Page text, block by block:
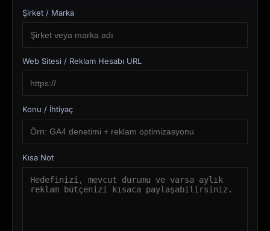
Şirket / Marka
Web Sitesi / Reklam Hesabı URL
Konu / İhtiyaç
Kısa Not